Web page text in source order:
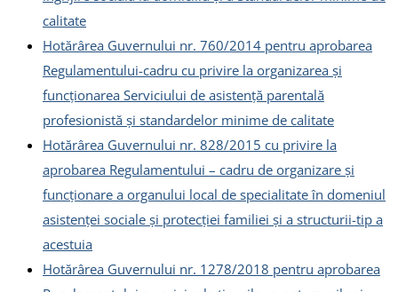
calitate
Hotărârea Guvernului nr. 760/2014 pentru aprobarea
Regulamentului-cadru cu privire la organizarea și
funcționarea Serviciului de asistență parentală
profesionistă și standardelor minime de calitate
Hotărârea Guvernului nr. 828/2015 cu privire la
aprobarea Regulamentului – cadru de organizare și
funcționare a organului local de specialitate în domeniul
asistenței sociale și protecției familiei și a structurii-tip a
acestuia
Hotărârea Guvernului nr. 1278/2018 pentru aprobarea